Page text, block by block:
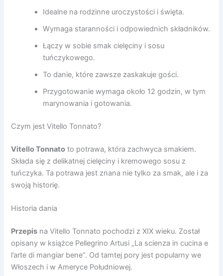
Idealne na rodzinne uroczystości i święta.
Wymaga staranności i odpowiednich składników.
Łączy w sobie smak cielęciny i sosu
tuńczykowego.
To danie, które zawsze zaskakuje gości.
Przygotowanie wymaga około 12 godzin, w tym
marynowania i gotowania.
Czym jest Vitello Tonnato?
Vitello Tonnato to potrawa, która zachwyca smakiem.
Składa się z delikatnej cielęciny i kremowego sosu z
tuńczyka. Ta potrawa jest znana nie tylko za smak, ale i za
swoją historię.
Historia dania
Przepis na Vitello Tonnato pochodzi z XIX wieku. Został
opisany w książce Pellegrino Artusi „La scienza in cucina e
l’arte di mangiar bene”. Od tamtej pory jest popularny we
Włoszech i w Ameryce Południowej.